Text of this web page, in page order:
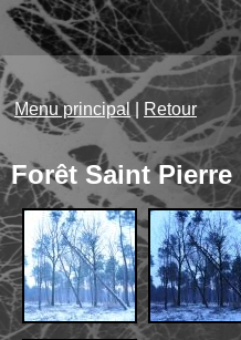
Menu principal Retour
Forêt Saint Pierre